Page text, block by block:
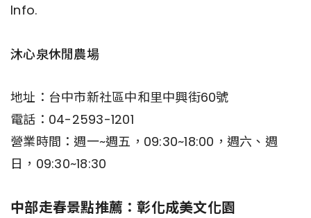
Info.
沐心泉休閒農場
地址：台中市新社區中和里中興街60號
電話：04-2593-1201
營業時間：週一~週五，09:30~18:00，週六、週
日，09:30~18:30
中部走春景點推薦：彰化成美文化園